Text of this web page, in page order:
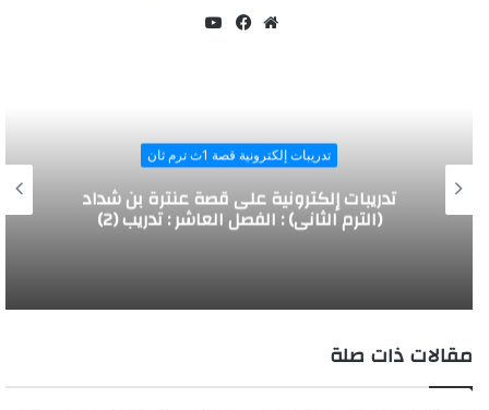
تدريبات إلكترونية قصة 1ث ترم ثان
تدريبات إلكترونية على قصة عنترة بن شداد
(الترم الثاني) : الفصل العاشر : تدريب (2)
مقالات ذات صلة